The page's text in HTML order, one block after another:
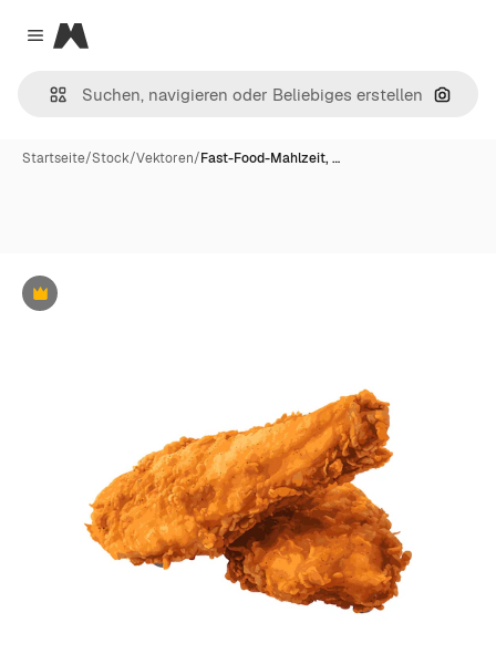
Close menu
Magnific
Nach
Startseite/Stock/Vektoren/Fast-Food-Mahlzeit, …
Premium